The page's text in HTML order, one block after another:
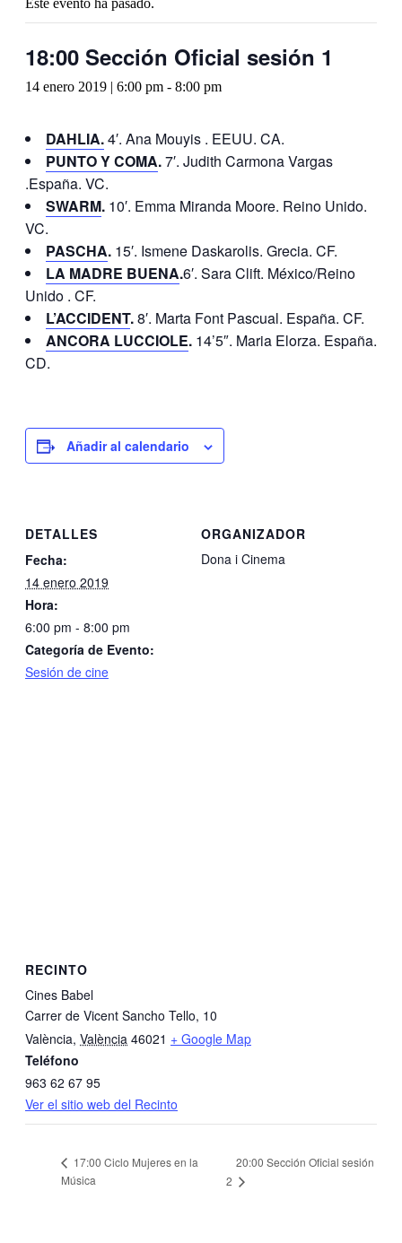
Este evento ha pasado.
18:00 Sección Oficial sesión 1
14 enero 2019 | 6:00 pm - 8:00 pm
DAHLIA.4′. Ana Mouyis . EEUU. CA.
PUNTO Y COMA.7′. Judith Carmona Vargas
.España. VC.
SWARM. 10′. Emma Miranda Moore. Reino Unido.
VC.
PASCHA. 15′. Ismene Daskarolis. Grecia. CF.
LA MADRE BUENA.6′. Sara Clift. México/Reino
Unido . CF.
L’ACCIDENT.8′. Marta Font Pascual. España. CF.
ANCORA LUCCIOLE. 14’5″. Maria Elorza. España.
CD.
Añadir al calendario
DETALLES
Fecha:
14 enero 2019
Hora:
6:00 pm - 8:00 pm
Categoría de Evento:
Sesión de cine
ORGANIZADOR
Dona i Cinema
RECINTO
Cines Babel
Carrer de Vicent Sancho Tello, 10
València, València 46021 + Google Map
Teléfono
963 62 67 95
Ver el sitio web del Recinto
17:00 Ciclo Mujeres en la
Música
20:00 Sección Oficial sesión
2